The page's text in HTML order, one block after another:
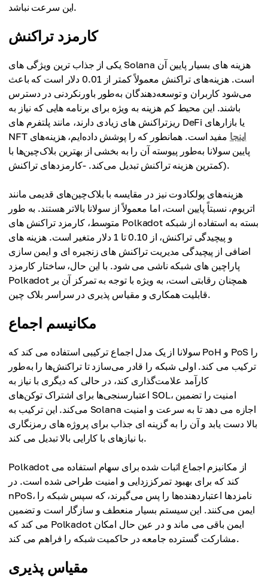
این سرعت نباشد.
کارمزد تراکنش
یکی از جذاب ترین ویژگی های Solana هزینه های بسیار پایین آن
است. هزینه‌های تراکنش معمولاً کمتر از 0.01 دلار است که باعث
می‌شود کاربران و توسعه‌دهندگان به‌طور باورنکردنی در دسترس
باشند. این محیط کم هزینه به ویژه برای برنامه هایی که نیاز به
ریزتراکنش های زیادی دارند، مانند پلتفرم های DeFi یا بازارهای
NFT
اینجا مفید است. همانطور که را پوشش داده‌ایم، هزینه‌های
پایین سولانا به‌طور پیوسته آن را به بخشی از بهترین بلاک‌چین‌ها با
کمترین هزینه تراکنش تبدیل می‌کند. -کارمزدهای تراکنش).
هزینه‌های پولکادوت نیز در مقایسه با بلاک‌چین‌های قدیمی مانند
اتریوم، نسبتاً پایین است، اما معمولاً از سولانا بالاتر هستند. به طور
متوسط، کارمزد تراکنش های Polkadot بسته به استفاده از شبکه
و پیچیدگی تراکنش، از 0.10 تا 1 دلار متغیر است. هزینه های
اضافی از پیچیدگی مدیریت تراکنش های زنجیره ای و ایمن سازی
پاراچین های شبکه ناشی می شود. با این حال، ساختار کارمزد
Polkadot همچنان رقابتی است، به ویژه با توجه به تمرکز آن بر
قابلیت همکاری و مقیاس پذیری در سراسر بلاک چین.
مکانیسم اجماع
سولانا از یک مدل اجماع ترکیبی استفاده می کند که PoH و PoS را
ترکیب می کند. اولی شبکه را قادر می‌سازد تا تراکنش‌ها را به‌طور
کارآمد علامت‌گذاری کند، در حالی که دیگری با نیاز به
اعتبارسنجی‌ها برای اشتراک توکن‌های SOL، امنیت را تضمین
می‌کند. این ترکیب به Solana اجازه می دهد تا به سرعت و امنیت
بالا دست یابد و آن را به گزینه ای جذاب برای پروژه های رمزنگاری
با نیازهای با کارایی بالا تبدیل می کند.
Polkadot از مکانیزم اجماع اثبات شده برای سهام استفاده می
کند که برای بهبود تمرکززدایی و امنیت طراحی شده است. در
nPoS، نامزدها اعتباردهنده‌ها را پس می‌گیرند، که سپس شبکه را
ایمن می‌کنند. این سیستم بسیار منعطف و سازگار است و تضمین
می کند که Polkadot ایمن باقی می ماند و در عین حال امکان
مشارکت گسترده جامعه در حاکمیت شبکه را فراهم می کند.
مقیاس پذیری